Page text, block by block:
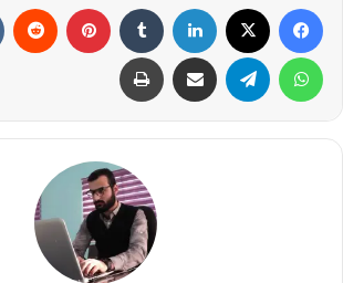
فيسبوك لينكدإن بينتيريست
واتساب تيلقرام مشاركة عبر البريد طباعة